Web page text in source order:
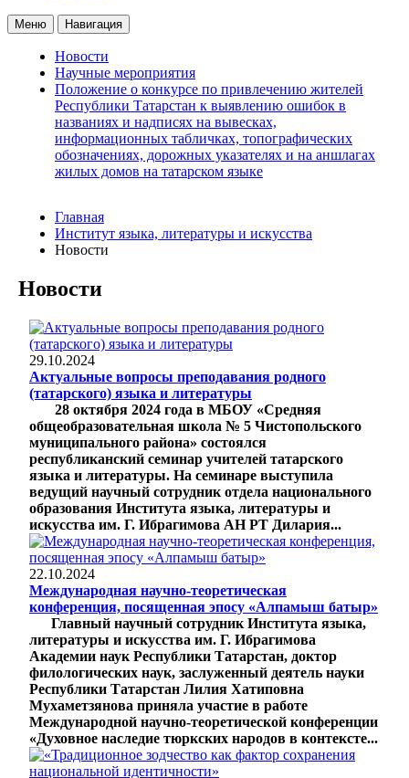
Меню Навигация
Новости
Научные мероприятия
Положение о конкурсе по привлечению жителей
Республики Татарстан к выявлению ошибок в
названиях и надписях на вывесках,
информационных табличках, топографических
обозначениях, дорожных указателях и на аншлагах
жилых домов на татарском языке
Главная
Институт языка, литературы и искусства
Новости
Новости
29.10.2024
Актуальные вопросы преподавания родного
(татарского) языка и литературы
28 октября 2024 года в МБОУ «Средняя
общеобразовательная школа № 5 Чистопольского
муниципального района» состоялся
республиканский семинар учителей татарского
языка и литературы. На семинаре выступила
ведущий научный сотрудник отдела национального
образования Института языка, литературы и
искусства им. Г. Ибрагимова АН РТ Дилария...
22.10.2024
Международная научно-теоретическая
конференция, посященная эпосу «Алпамыш батыр»
Главный научный сотрудник Института языка,
литературы и искусства им. Г. Ибрагимова
Академии наук Республики Татарстан, доктор
филологических наук, заслуженный деятель науки
Республики Татарстан Лилия Хатиповна
Мухаметзянова приняла участие в работе
Международной научно-теоретической конференции
«Духовное наследие тюркских народов в контексте...